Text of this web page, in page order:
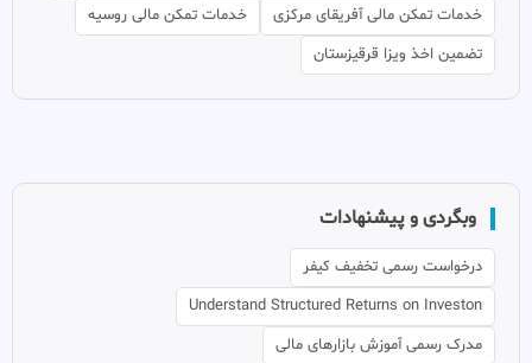
خدمات تمکن مالی آفریقای مرکزی
خدمات تمکن مالی روسیه
تضمین اخذ ویزا قرقیزستان
وبگردی و پیشنهادات
درخواست رسمی تخفیف کیفر
Understand Structured Returns on Investon
مدرک رسمی آموزش بازارهای مالی